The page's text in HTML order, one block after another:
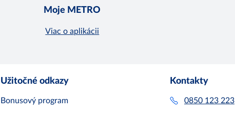
Moje METRO
Viac o aplikácii
Užitočné odkazy
Bonusový program
Kontakty
0850 123 223